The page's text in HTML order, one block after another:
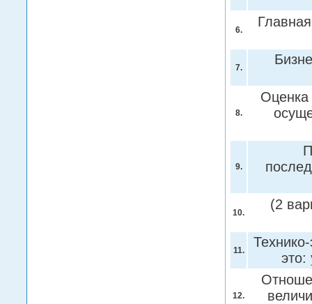
6.
7.
8.
Оценка
9.
10.
(2
11.
это:
12.